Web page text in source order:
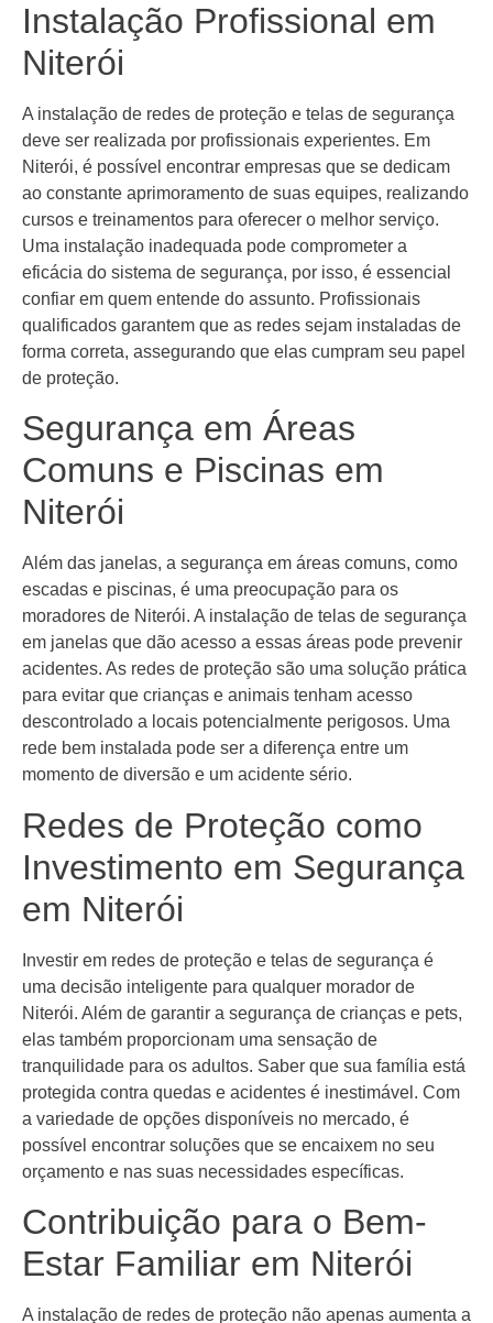
Instalação Profissional em
Niterói
A instalação de redes de proteção e telas de segurança
deve ser realizada por profissionais experientes. Em
Niterói, é possível encontrar empresas que se dedicam
ao constante aprimoramento de suas equipes, realizando
cursos e treinamentos para oferecer o melhor serviço.
Uma instalação inadequada pode comprometer a
eficácia do sistema de segurança, por isso, é essencial
confiar em quem entende do assunto. Profissionais
qualificados garantem que as redes sejam instaladas de
forma correta, assegurando que elas cumpram seu papel
de proteção.
Segurança em Áreas
Comuns e Piscinas em
Niterói
Além das janelas, a segurança em áreas comuns, como
escadas e piscinas, é uma preocupação para os
moradores de Niterói. A instalação de telas de segurança
em janelas que dão acesso a essas áreas pode prevenir
acidentes. As redes de proteção são uma solução prática
para evitar que crianças e animais tenham acesso
descontrolado a locais potencialmente perigosos. Uma
rede bem instalada pode ser a diferença entre um
momento de diversão e um acidente sério.
Redes de Proteção como
Investimento em Segurança
em Niterói
Investir em redes de proteção e telas de segurança é
uma decisão inteligente para qualquer morador de
Niterói. Além de garantir a segurança de crianças e pets,
elas também proporcionam uma sensação de
tranquilidade para os adultos. Saber que sua família está
protegida contra quedas e acidentes é inestimável. Com
a variedade de opções disponíveis no mercado, é
possível encontrar soluções que se encaixem no seu
orçamento e nas suas necessidades específicas.
Contribuição para o Bem-
Estar Familiar em Niterói
A instalação de redes de proteção não apenas aumenta a